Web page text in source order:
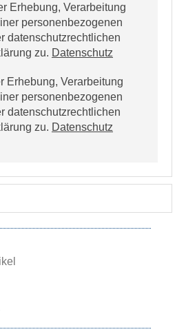
Erhebung, Verarbeitung
personenbezogenen
datenschutzrechtlichen
zu. Datenschutz
Erhebung, Verarbeitung
personenbezogenen
datenschutzrechtlichen
zu. Datenschutz